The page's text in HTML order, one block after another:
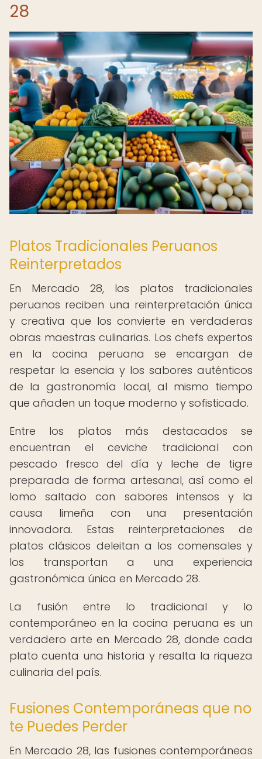
28
Platos Tradicionales Peruanos
Reinterpretados
En Mercado 28, los platos tradicionales
peruanos reciben una reinterpretación única
y creativa que los convierte en verdaderas
obras maestras culinarias. Los chefs expertos
en la cocina peruana se encargan de
respetar la esencia y los sabores auténticos
de la gastronomía local, al mismo tiempo
que añaden un toque moderno y sofisticado.
Entre los platos más destacados se
encuentran el ceviche tradicional con
pescado fresco del día y leche de tigre
preparada de forma artesanal, así como el
lomo saltado con sabores intensos y la
causa limeña con una presentación
innovadora. Estas reinterpretaciones de
platos clásicos deleitan a los comensales y
los transportan a una experiencia
gastronómica única en Mercado 28.
La fusión entre lo tradicional y lo
contemporáneo en la cocina peruana es un
verdadero arte en Mercado 28, donde cada
plato cuenta una historia y resalta la riqueza
culinaria del país.
Fusiones Contemporáneas que no
te Puedes Perder
En Mercado 28, las fusiones contemporáneas